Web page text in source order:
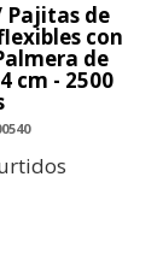
Pajitas de
con
de
cm - 2500